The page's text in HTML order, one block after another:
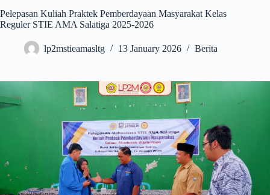
Pelepasan Kuliah Praktek Pemberdayaan Masyarakat Kelas
Reguler STIE AMA Salatiga 2025-2026
lp2mstieamasltg 13 January 2026 Berita